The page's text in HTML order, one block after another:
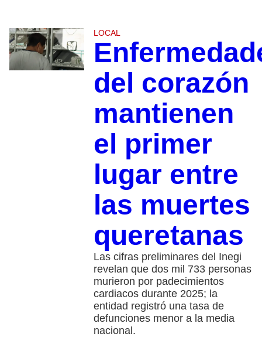
LOCAL
del corazón
mantienen
el primer
lugar entre
las muertes
queretanas
Las cifras preliminares del Inegi
revelan que dos mil 733 personas
murieron por padecimientos
cardiacos durante 2025; la
entidad registró una tasa de
defunciones menor a la media
nacional.